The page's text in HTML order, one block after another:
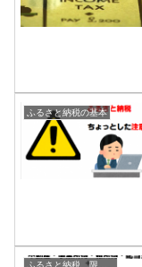
ふるさと納税の基本